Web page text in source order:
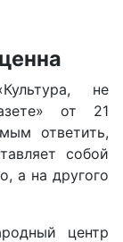
не
от 21
ответить,
собой
а на другого
центр